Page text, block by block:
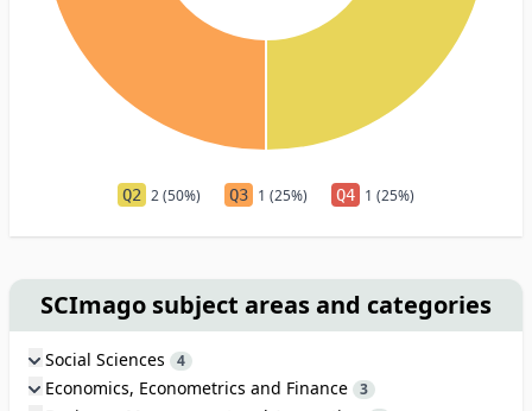
Q2 2 (50%) Q3 1 (25%) Q4 1 (25%)
SCImago subject areas and categories
Social Sciences 4
Economics, Econometrics and Finance 3